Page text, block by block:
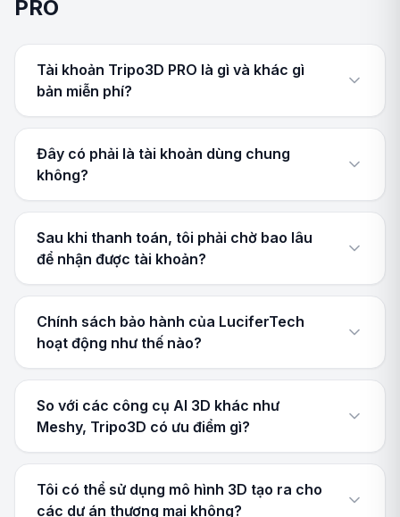
PRO
Tài khoản Tripo3D PRO là gì và khác gì
bản miễn phí?
Đây có phải là tài khoản dùng chung
không?
Sau khi thanh toán, tôi phải chờ bao lâu
để nhận được tài khoản?
Chính sách bảo hành của LuciferTech
hoạt động như thế nào?
So với các công cụ AI 3D khác như
Meshy, Tripo3D có ưu điểm gì?
Tôi có thể sử dụng mô hình 3D tạo ra cho
các dự án thương mại không?